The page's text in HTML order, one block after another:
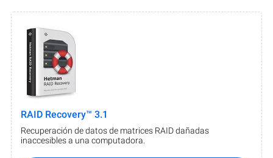
RAID Recovery™ 3.1
Recuperación de datos de matrices RAID dañadas
inaccesibles a una computadora.